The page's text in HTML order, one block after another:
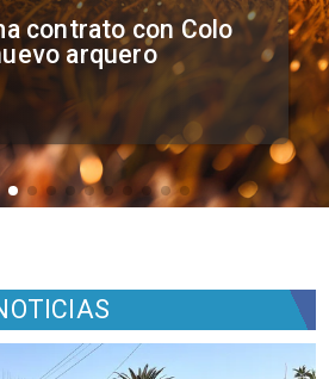
por penales ante
en Copa